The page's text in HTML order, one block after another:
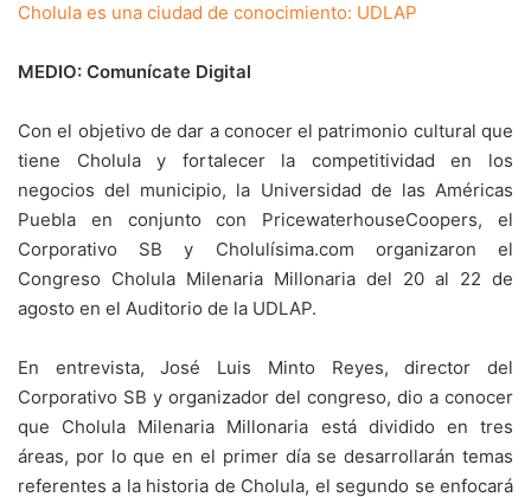
Cholula es una ciudad de conocimiento: UDLAP
MEDIO: Comunícate Digital
Con el objetivo de dar a conocer el patrimonio cultural que
tiene Cholula y fortalecer la competitividad en los
negocios del municipio, la Universidad de las Américas
Puebla en conjunto con PricewaterhouseCoopers, el
Corporativo SB y Cholulísima.com organizaron el
Congreso Cholula Milenaria Millonaria del 20 al 22 de
agosto en el Auditorio de la UDLAP.
En entrevista, José Luis Minto Reyes, director del
Corporativo SB y organizador del congreso, dio a conocer
que Cholula Milenaria Millonaria está dividido en tres
áreas, por lo que en el primer día se desarrollarán temas
referentes a la historia de Cholula, el segundo se enfocará